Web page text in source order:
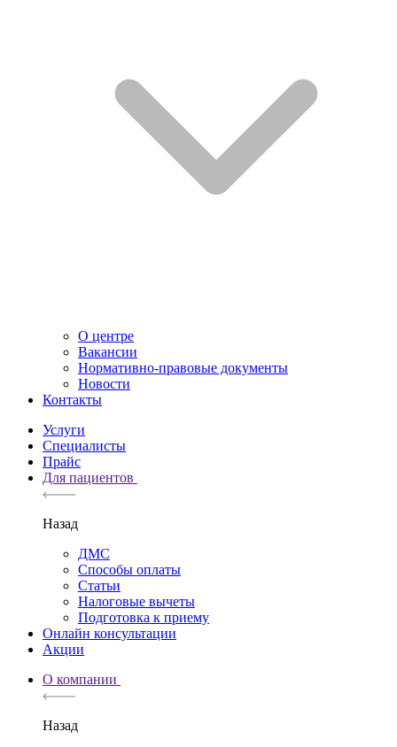
О центре
Вакансии
Нормативно-правовые документы
Новости
Контакты
Услуги
Специалисты
Прайс
Для пациентов
Назад
ДМС
Способы оплаты
Статьи
Налоговые вычеты
Подготовка к приему
Онлайн консультации
Акции
О компании
Назад